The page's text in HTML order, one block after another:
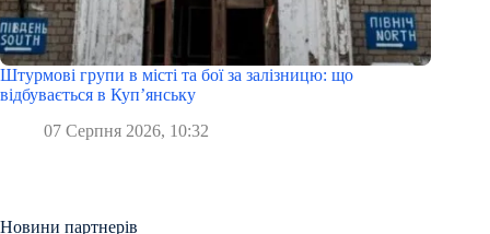
Штурмові групи в місті та бої за залізницю: що
відбувається в Куп’янську
07 Серпня 2026, 10:32
Новини партнерів